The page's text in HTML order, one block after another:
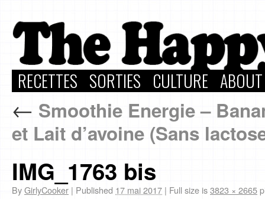
RECETTES SORTIES CULTURE
← Smoothie Energie –
et Lait d’avoine (Sans
IMG_1763 bis
ByGirlyCooker | Published 17 mai 2017 | Full size is3823 × 2665